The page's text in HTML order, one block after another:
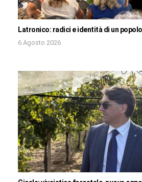
Latronico: radici e identità di un popolo
6 Agosto 2026